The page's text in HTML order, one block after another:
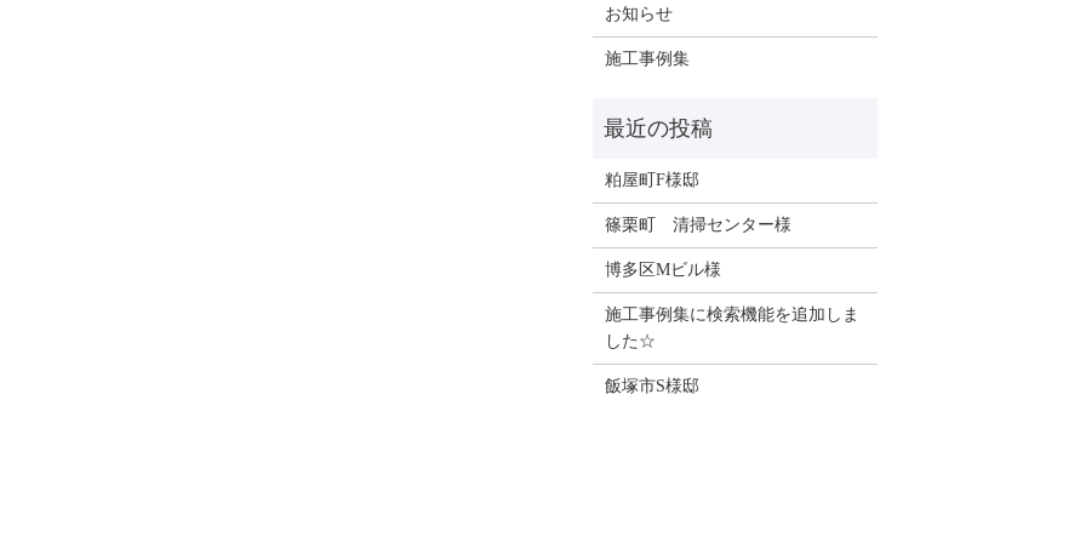
お知らせ
施工事例集
粕屋町F様邸
篠栗町 清掃センター様
博多区Mビル様
施工事例集に検索機能を追加しま
した☆
飯塚市S様邸